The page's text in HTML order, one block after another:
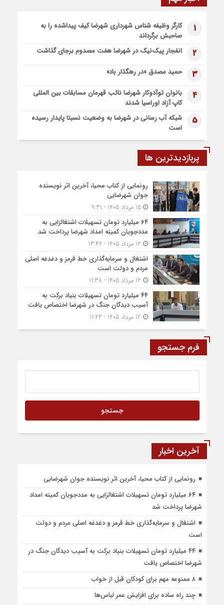
پیاده روی اربعین، ادامه نهضت حسینی است
اعزام موکب بقیه الله الاعظم (عج) از شهرضا به نجف اشرف
قطار زیارتی مشهد مقدس در مسیر شهرضا و دهاقان قرار گرفت
1
کارگر وظیفه شناس شهرداری شهرضا کیف پیداشده را به
صاحبش برگرداند
2 انفجار پیک‌نیک در شهرضا هفت مصدوم برجای گذاشت
3 حمید مصدق «در رهگذار باد»
4
بانوان توآدوکار شهرضا نائب قهرمان مسابقات بین المللی
کاپ آزاد اوراسیا شدند
5
شبکه آب رسانی در شهرضا به وضعیت نسبتا پایدار رسیده
است
پربازدیدترین ها
رونمایی از کتاب محیا، آخرین اثر نویسنده
جوان شهرضایی
15 مرداد 1405 - 9:31
۶۴ میلیارد تومان تسهیلات اشتغالزایی به
مددجویان کمیته امداد شهرضا پرداخت شد
اشتغال و سرمایه‌گذاری خط قرمز و دغدغه اصلی
مردم و دولت است
۴۴ میلیارد تومان تسهیلات بنیاد برکت به
آسیب دیدگان جنگ در شهرضا اختصاص یافت
فرم جستجو
آخرین اخبار
رونمایی از کتاب محیا، آخرین اثر نویسنده جوان شهرضایی
۶۴ میلیارد تومان تسهیلات اشتغالزایی به مددجویان کمیته امداد
شهرضا پرداخت شد
اشتغال و سرمایه‌گذاری خط قرمز و دغدغه اصلی مردم و دولت
است
۴۴ میلیارد تومان تسهیلات بنیاد برکت به آسیب دیدگان جنگ در
شهرضا اختصاص یافت
۸ ممنوعه مهم برای کودکان قبل از خواب
چند راه ساده برای افزایش عمر لباس‌ها